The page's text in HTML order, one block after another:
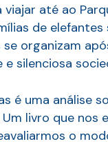
até ao
de
organizam
silenciosa
é uma análise
livro que
o